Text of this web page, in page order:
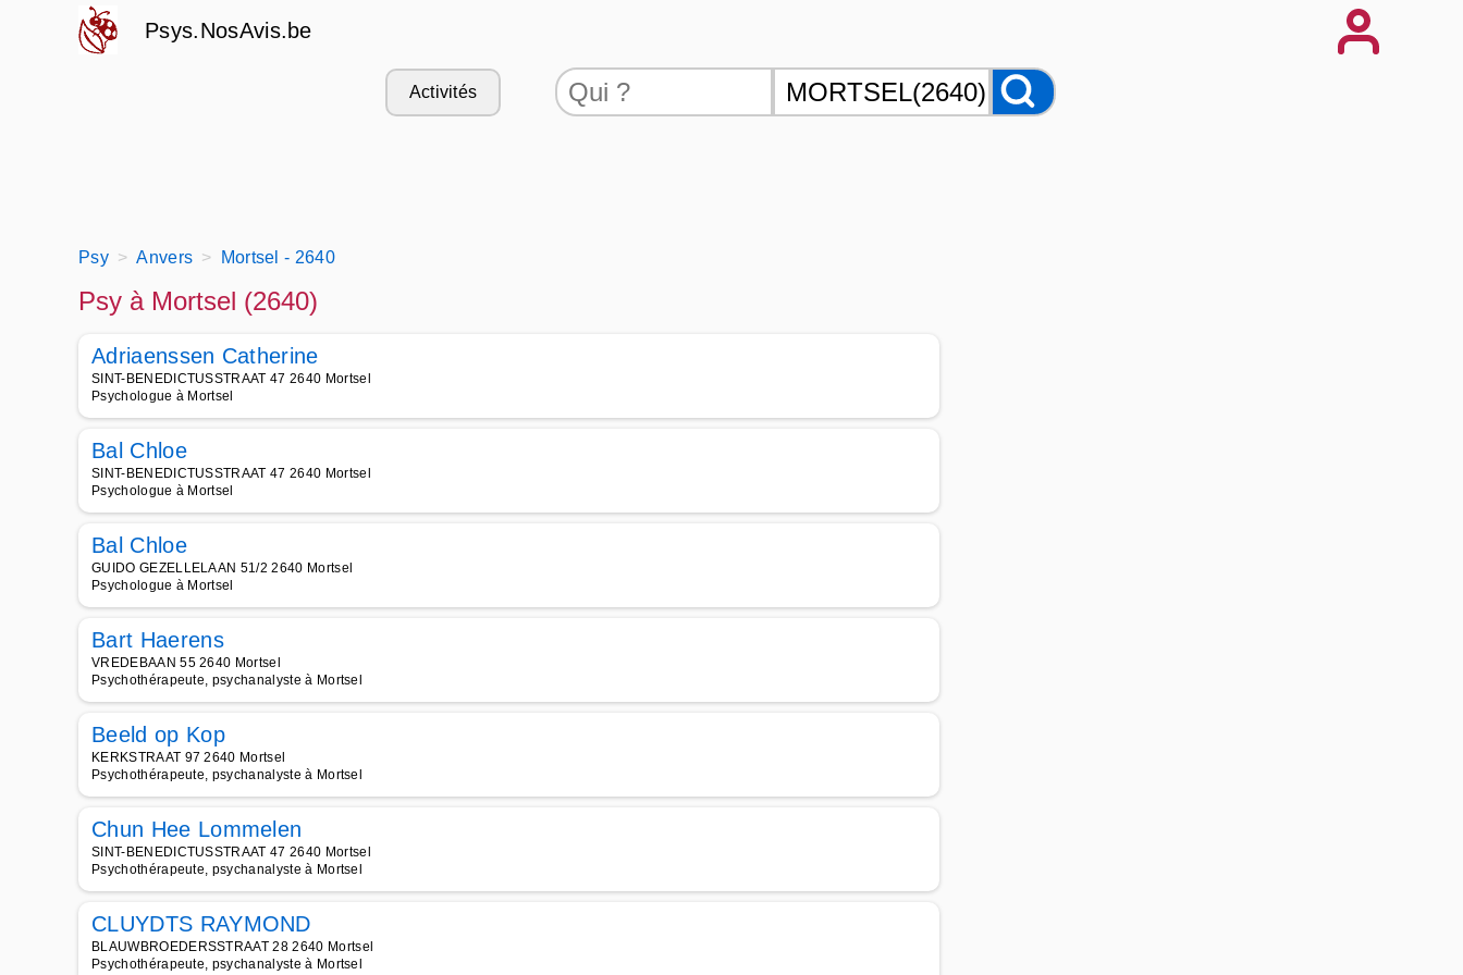
Psys.NosAvis.be
Activités
Psy Anvers Mortsel - 2640
Psy à Mortsel (2640)
Adriaenssen Catherine
SINT-BENEDICTUSSTRAAT 47 2640 Mortsel
Psychologue à Mortsel
Bal Chloe
SINT-BENEDICTUSSTRAAT 47 2640 Mortsel
Psychologue à Mortsel
Bal Chloe
GUIDO GEZELLELAAN 51/2 2640 Mortsel
Psychologue à Mortsel
Bart Haerens
VREDEBAAN 55 2640 Mortsel
Psychothérapeute, psychanalyste à Mortsel
Beeld op Kop
KERKSTRAAT 97 2640 Mortsel
Psychothérapeute, psychanalyste à Mortsel
Chun Hee Lommelen
SINT-BENEDICTUSSTRAAT 47 2640 Mortsel
Psychothérapeute, psychanalyste à Mortsel
CLUYDTS RAYMOND
BLAUWBROEDERSSTRAAT 28 2640 Mortsel
Psychothérapeute, psychanalyste à Mortsel